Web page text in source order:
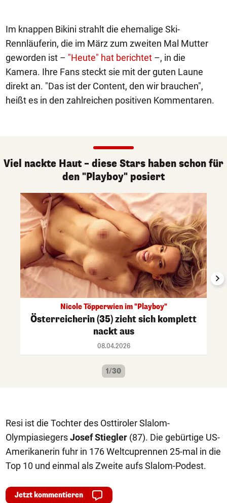
Im knappen Bikini strahlt die ehemalige Ski-
Rennläuferin, die im März zum zweiten Mal Mutter
geworden ist – "Heute" hat berichtet –, in die
Kamera. Ihre Fans steckt sie mit der guten Laune
direkt an. "Das ist der Content, den wir brauchen",
heißt es in den zahlreichen positiven Kommentaren.
Viel nackte Haut – diese Stars haben schon für
den "Playboy" posiert
Nicole Töpperwien im "Playboy"
Österreicherin (35) zieht sich komplett
nackt aus
08.04.2026
1/30
Resi ist die Tochter des Osttiroler Slalom-
OlympiasiegersJosef Stiegler (87). Die gebürtige US-
Amerikanerin fuhr in 176 Weltcuprennen 25-mal in die
Top 10 und einmal als Zweite aufs Slalom-Podest.
Jetzt kommentieren